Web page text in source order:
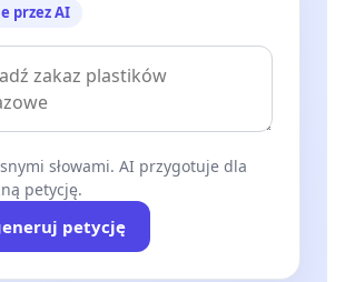
przez AI
słowami. AI przygotuje dla
petycję.
petycję